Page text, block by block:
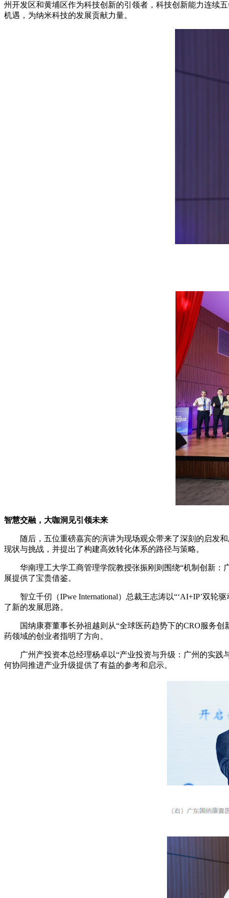
州开发区和黄埔区作为科技创新的引领者，科技创新能力连续
机遇，为纳米科技的发展贡献力量。
智慧交融，大咖洞见引领未来
随后，五位重磅嘉宾的演讲为现场观众带来了深刻的启发
现状与挑战，并提出了构建高效转化体系的路径与策略。
华南理工大学工商管理学院教授张振刚则围绕“机制创新
展提供了宝贵借鉴。
智立千仞（IPwe International）总裁王志涛以“‘AI+IP’双
了新的发展思路。
国纳康赛董事长孙祖越则从“全球医药趋势下的CRO服务
药领域的创业者指明了方向。
广州产投资本总经理杨卓以“产业投资与升级：广州的实
何协同推进产业升级提供了有益的参考和启示。